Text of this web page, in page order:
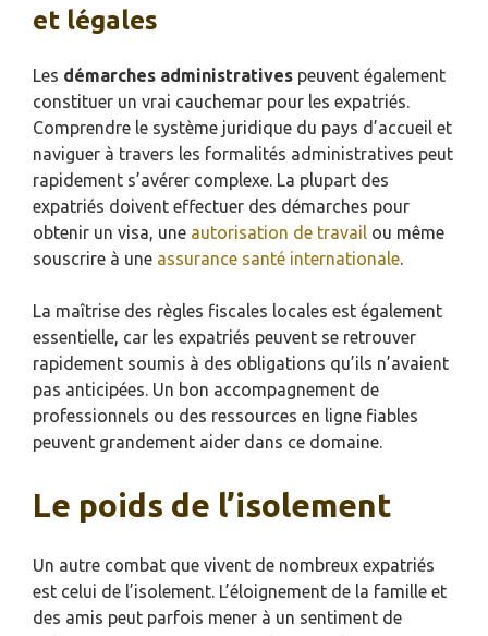
et légales
Les démarches administratives peuvent également
constituer un vrai cauchemar pour les expatriés.
Comprendre le système juridique du pays d’accueil et
naviguer à travers les formalités administratives peut
rapidement s’avérer complexe. La plupart des
expatriés doivent effectuer des démarches pour
obtenir un visa, une autorisation de travail ou même
souscrire à une assurance santé internationale.
La maîtrise des règles fiscales locales est également
essentielle, car les expatriés peuvent se retrouver
rapidement soumis à des obligations qu’ils n’avaient
pas anticipées. Un bon accompagnement de
professionnels ou des ressources en ligne fiables
peuvent grandement aider dans ce domaine.
Le poids de l’isolement
Un autre combat que vivent de nombreux expatriés
est celui de l’isolement. L’éloignement de la famille et
des amis peut parfois mener à un sentiment de